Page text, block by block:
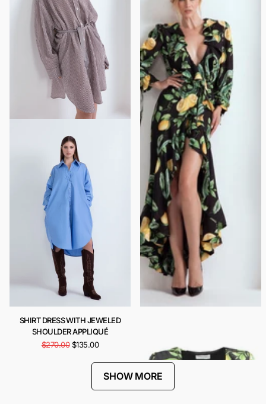
SHIRT DRESS WITH JEWELED
SHOULDER APPLIQUÉ
$270.00$135.00
SHOW MORE